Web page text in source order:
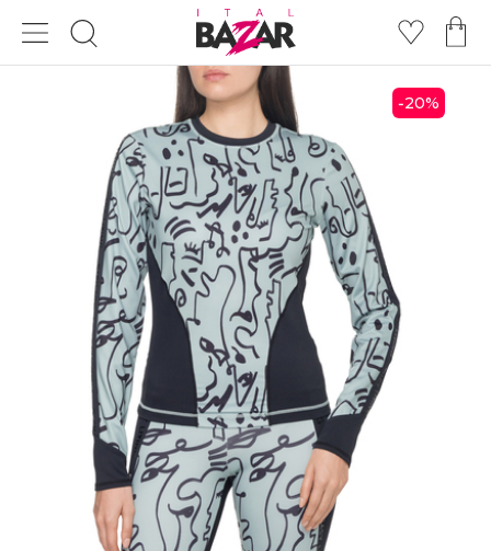
-20%